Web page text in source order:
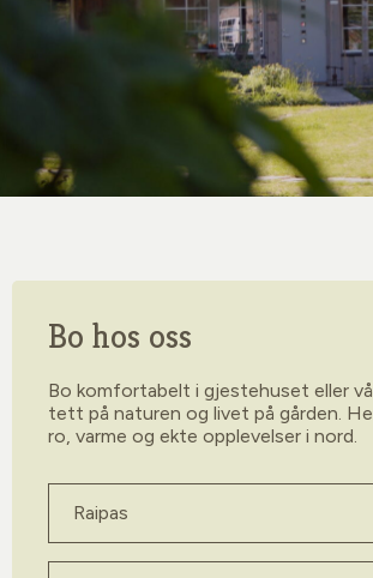
Bo hos oss
Bo komfortabelt i gjestehuset eller
tett på naturen og livet på gården.
ro, varme og ekte opplevelser i nord.